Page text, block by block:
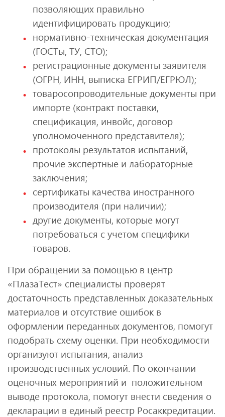
позволяющих правильно
идентифицировать продукцию;
нормативно-техническая документация
(ГОСТы, ТУ, СТО);
регистрационные документы заявителя
(ОГРН, ИНН, выписка ЕГРИП/ЕГРЮЛ);
товаросопроводительные документы при
импорте (контракт поставки,
спецификация, инвойс, договор
уполномоченного представителя);
протоколы результатов испытаний,
прочие экспертные и лабораторные
заключения;
сертификаты качества иностранного
производителя (при наличии);
другие документы, которые могут
потребоваться с учетом специфики
товаров.
При обращении за помощью в центр
«ПлазаТест» специалисты проверят
достаточность представленных доказательных
материалов и отсутствие ошибок в
оформлении переданных документов, помогут
подобрать схему оценки. При необходимости
организуют испытания, анализ
производственных условий. По окончании
оценочных мероприятий и положительном
выводе протокола, помогут внести сведения о
декларации в единый реестр Росаккредитации.